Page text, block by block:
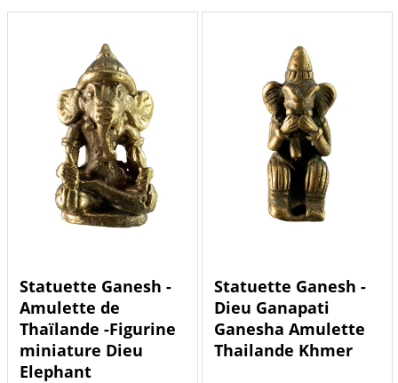
Statuette Ganesh -
Amulette de
Thaïlande -Figurine
miniature Dieu
Elephant
Statuette Ganesh -
Dieu Ganapati
Ganesha Amulette
Thailande Khmer